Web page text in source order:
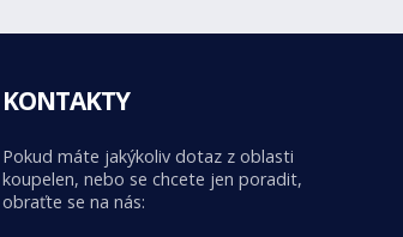
KONTAKTY
Pokud máte jakýkoliv dotaz z oblasti
koupelen, nebo se chcete jen poradit,
obraťte se na nás: